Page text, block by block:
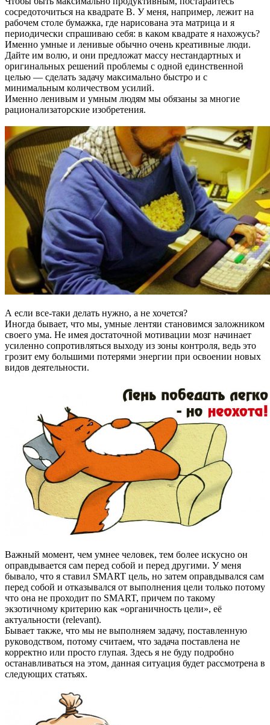
сосредоточиться на квадрате B. У меня, например, лежит на
рабочем столе бумажка, где нарисована эта матрица и я
периодически спрашиваю себя: в каком квадрате я нахожусь?
Именно умные и ленивые обычно очень креативные люди.
Дайте им волю, и они предложат массу нестандартных и
оригинальных решений проблемы с одной единственной
целью — сделать задачу максимально быстро и с
минимальным количеством усилий.
Именно ленивым и умным людям мы обязаны за многие
рационализаторские изобретения.
А если все-таки делать нужно, а не хочется?
Иногда бывает, что мы, умные лентяи становимся заложником
своего ума. Не имея достаточной мотивации мозг начинает
усиленно сопротивляться выходу из зоны контроля, ведь это
грозит ему большими потерями энергии при освоении новых
видов деятельности.
Важный момент, чем умнее человек, тем более искусно он
оправдывается сам перед собой и перед другими. У меня
бывало, что я ставил SMART цель, но затем оправдывался сам
перед собой и отказывался от выполнения цели только потому
что она не проходит по SMART, причем по такому
экзотичному критерию как «органичность цели», её
актуальности (relevant).
Бывает также, что мы не выполняем задачу, поставленную
руководством, потому считаем, что задача поставлена не
корректно или просто глупая. Здесь я не буду подробно
останавливаться на этом, данная ситуация будет рассмотрена в
следующих статьях.